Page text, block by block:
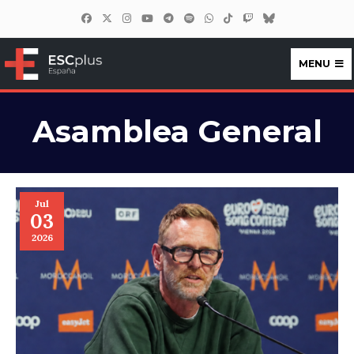
ESCplus España
MENU
Asamblea General
Jul
03
2026